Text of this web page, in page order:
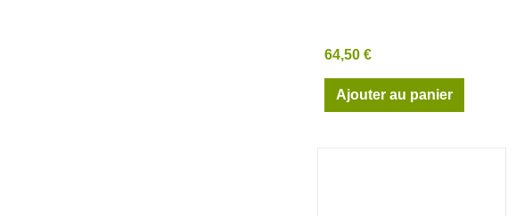
64,50 €
Ajouter au panier